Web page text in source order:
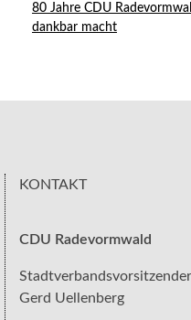
80 Jahre CDU
dankbar macht
KONTAKT
CDU Radevormwald
Stadtverbandsvorsitzender
Gerd Uellenberg